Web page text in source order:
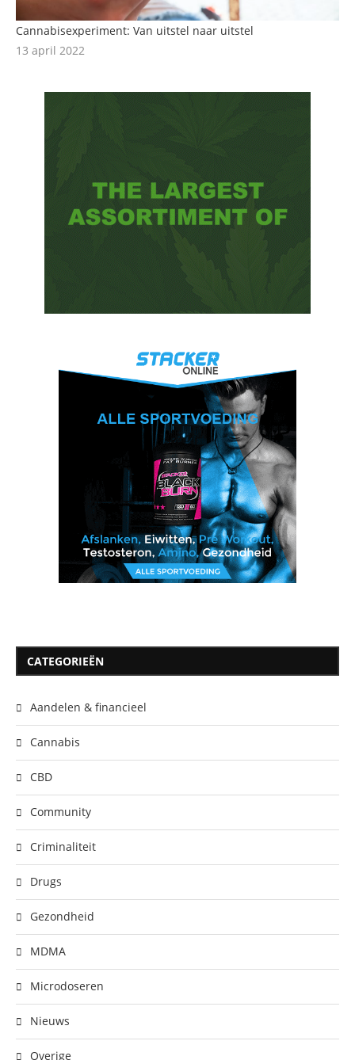
Cannabisexperiment: Van uitstel naar uitstel
13 april 2022
CATEGORIEËN
Aandelen & financieel
Cannabis
CBD
Community
Criminaliteit
Drugs
Gezondheid
MDMA
Microdoseren
Nieuws
Overige